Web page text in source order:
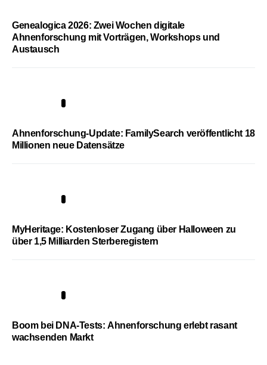
Genealogica 2026: Zwei Wochen digitale
Ahnenforschung mit Vorträgen, Workshops und
Austausch
Ahnenforschung-Update: FamilySearch veröffentlicht 18
Millionen neue Datensätze
MyHeritage: Kostenloser Zugang über Halloween zu
über 1,5 Milliarden Sterberegistern
Boom bei DNA-Tests: Ahnenforschung erlebt rasant
wachsenden Markt